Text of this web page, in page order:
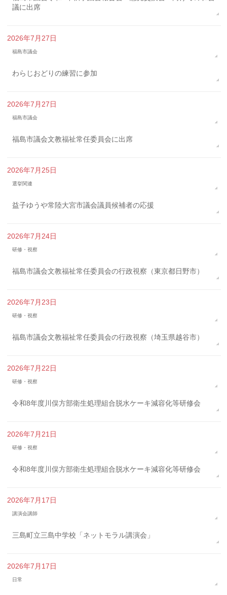
議に出席
2026年7月27日
福島市議会
わらじおどりの練習に参加
2026年7月27日
福島市議会
福島市議会文教福祉常任委員会に出席
2026年7月25日
選挙関連
益子ゆうや常陸大宮市議会議員候補者の応援
2026年7月24日
研修・視察
福島市議会文教福祉常任委員会の行政視察（東京都日野市）
2026年7月23日
研修・視察
福島市議会文教福祉常任委員会の行政視察（埼玉県越谷市）
2026年7月22日
研修・視察
令和8年度川俣方部衛生処理組合脱水ケーキ減容化等研修会
2026年7月21日
研修・視察
令和8年度川俣方部衛生処理組合脱水ケーキ減容化等研修会
2026年7月17日
講演会講師
三島町立三島中学校「ネットモラル講演会」
2026年7月17日
日常